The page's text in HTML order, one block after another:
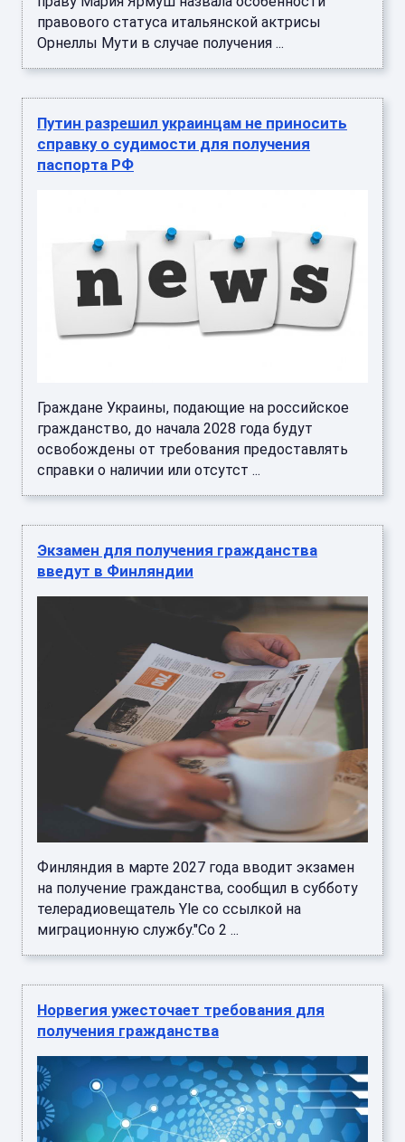
правового статуса итальянской актрисы
Орнеллы Мути в случае получения ...
Путин разрешил украинцам не приносить
справку о судимости для получения
паспорта РФ
Граждане Украины, подающие на российское
гражданство, до начала 2028 года будут
освобождены от требования предоставлять
справки о наличии или отсутст ...
Экзамен для получения гражданства
введут в Финляндии
Финляндия в марте 2027 года вводит экзамен
на получение гражданства, сообщил в субботу
телерадиовещатель Yle со ссылкой на
миграционную службу."Со 2 ...
Норвегия ужесточает требования для
получения гражданства